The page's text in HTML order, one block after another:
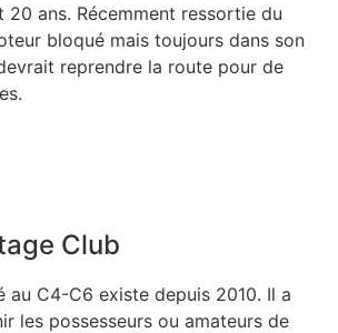
20 ans. Récemment ressortie du
bloqué mais toujours dans son
reprendre la route pour de
Club
au C4-C6 existe depuis 2010. Il a
les possesseurs ou amateurs de